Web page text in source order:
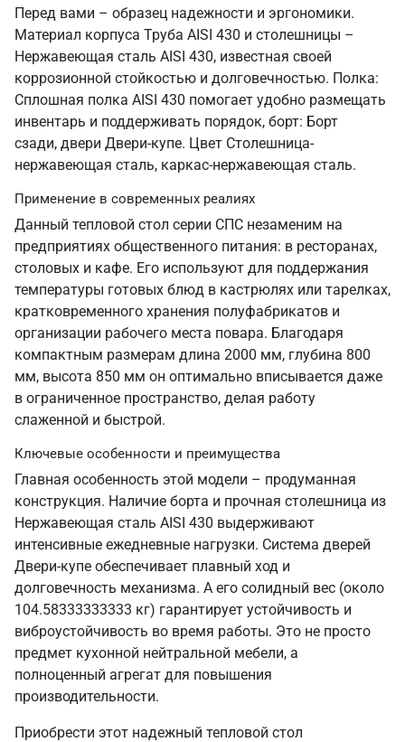
Перед вами – образец надежности и эргономики.
Материал корпуса Труба AISI 430 и столешницы –
Нержавеющая сталь AISI 430, известная своей
коррозионной стойкостью и долговечностью. Полка:
Сплошная полка AISI 430 помогает удобно размещать
инвентарь и поддерживать порядок, борт: Борт
сзади, двери Двери-купе. Цвет Столешница-
нержавеющая сталь, каркас-нержавеющая сталь.
Применение в современных реалиях
Данный тепловой стол серии СПС незаменим на
предприятиях общественного питания: в ресторанах,
столовых и кафе. Его используют для поддержания
температуры готовых блюд в кастрюлях или тарелках,
кратковременного хранения полуфабрикатов и
организации рабочего места повара. Благодаря
компактным размерам длина 2000 мм, глубина 800
мм, высота 850 мм он оптимально вписывается даже
в ограниченное пространство, делая работу
слаженной и быстрой.
Ключевые особенности и преимущества
Главная особенность этой модели – продуманная
конструкция. Наличие борта и прочная столешница из
Нержавеющая сталь AISI 430 выдерживают
интенсивные ежедневные нагрузки. Система дверей
Двери-купе обеспечивает плавный ход и
долговечность механизма. А его солидный вес (около
104.58333333333 кг) гарантирует устойчивость и
виброустойчивость во время работы. Это не просто
предмет кухонной нейтральной мебели, а
полноценный агрегат для повышения
производительности.
Приобрести этот надежный тепловой стол